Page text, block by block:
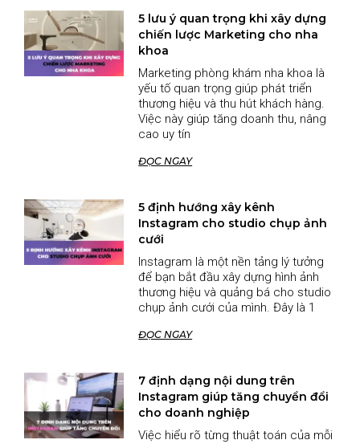
5 lưu ý quan trọng khi xây dựng
chiến lược Marketing cho nha
khoa
Marketing phòng khám nha khoa là
yếu tố quan trọng giúp phát triển
thương hiệu và thu hút khách hàng.
Việc này giúp tăng doanh thu, nâng
cao uy tín
ĐỌC NGAY
5 định hướng xây kênh
Instagram cho studio chụp ảnh
cưới
Instagram là một nền tảng lý tưởng
để bạn bắt đầu xây dựng hình ảnh
thương hiệu và quảng bá cho studio
chụp ảnh cưới của mình. Đây là 1
ĐỌC NGAY
7 định dạng nội dung trên
Instagram giúp tăng chuyển đổi
cho doanh nghiệp
Việc hiểu rõ từng thuật toán của mỗi